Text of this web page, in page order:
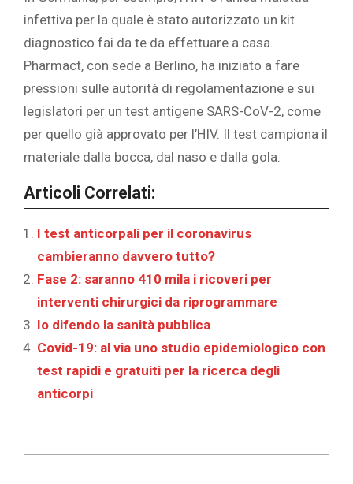
infettiva per la quale è stato autorizzato un kit
diagnostico fai da te da effettuare a casa.
Pharmact, con sede a Berlino, ha iniziato a fare
pressioni sulle autorità di regolamentazione e sui
legislatori per un test antigene SARS-CoV-2, come
per quello già approvato per l’HIV. Il test campiona il
materiale dalla bocca, dal naso e dalla gola.
Articoli Correlati:
I test anticorpali per il coronavirus
cambieranno davvero tutto?
Fase 2: saranno 410 mila i ricoveri per
interventi chirurgici da riprogrammare
Io difendo la sanità pubblica
Covid-19: al via uno studio epidemiologico con
test rapidi e gratuiti per la ricerca degli
anticorpi